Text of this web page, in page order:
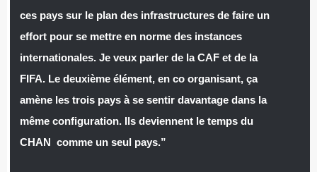
ces pays sur le plan des infrastructures de faire un
effort pour se mettre en norme des instances
internationales. Je veux parler de la CAF et de la
FIFA. Le deuxième élément, en co organisant, ça
amène les trois pays à se sentir davantage dans la
même configuration. Ils deviennent le temps du
CHAN comme un seul pays.”